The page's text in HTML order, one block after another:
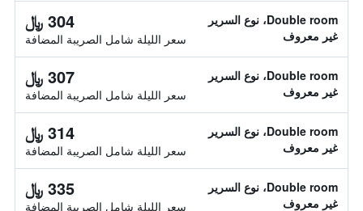
Double room، نوع السرير
غير معروف
304 ﷼
سعر الليلة شامل الصريبة المضافة
Double room، نوع السرير
غير معروف
307 ﷼
سعر الليلة شامل الصريبة المضافة
Double room، نوع السرير
غير معروف
314 ﷼
سعر الليلة شامل الصريبة المضافة
Double room، نوع السرير
غير معروف
335 ﷼
سعر الليلة شامل الصريبة المضافة